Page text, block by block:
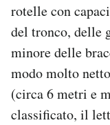
Area
Newsletter
Notifiche mobile
Hai bisogno di
Esci
rotelle con
del tronco, delle
minore delle
modo molto
(circa 6 metri e
classificato, il